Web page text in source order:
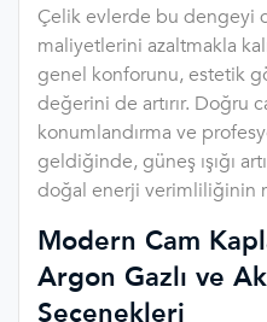
Çelik evlerde bu dengeyi
maliyetlerini azaltmakla
genel konforunu, estetik
değerini de artırır. Doğru
konumlandırma ve
geldiğinde, güneş ışığı
doğal enerji verimliliğinin
Modern Cam
Argon Gazlı ve
Seçenekleri